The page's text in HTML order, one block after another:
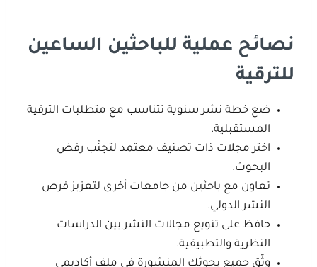
نصائح عملية للباحثين الساعين
للترقية
ضع خطة نشر سنوية تتناسب مع متطلبات الترقية
المستقبلية.
اختر مجلات ذات تصنيف معتمد لتجنّب رفض
البحوث.
تعاون مع باحثين من جامعات أخرى لتعزيز فرص
النشر الدولي.
حافظ على تنويع مجالات النشر بين الدراسات
النظرية والتطبيقية.
وثّق جميع بحوثك المنشورة في ملف أكاديمي